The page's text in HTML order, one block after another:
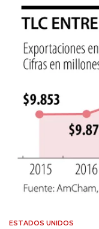
ESTADOS UNIDOS